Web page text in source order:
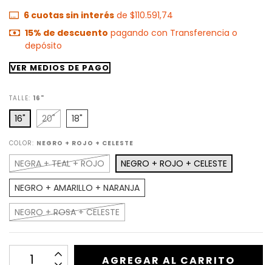
6cuotas sin interésde $110.591,74
15% de descuento pagando con Transferencia o
depósito
VER MEDIOS DE PAGO
TALLE: 16"
16" 20" 18"
COLOR: NEGRO + ROJO + CELESTE
NEGRA + TEAL + ROJO
NEGRO + ROJO + CELESTE
NEGRO + AMARILLO + NARANJA
NEGRO + ROSA + CELESTE